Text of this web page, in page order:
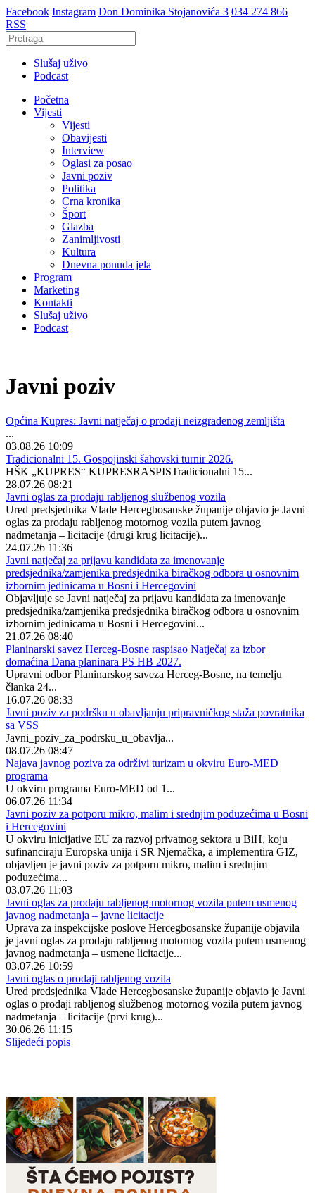
Facebook Instagram Don Dominika Stojanovića 3 034 274 866
RSS
Slušaj uživo
Podcast
Početna
Vijesti
Vijesti
Obavijesti
Interview
Oglasi za posao
Javni poziv
Politika
Crna kronika
Šport
Glazba
Zanimljivosti
Kultura
Dnevna ponuda jela
Program
Marketing
Kontakti
Slušaj uživo
Podcast
Javni poziv
Općina Kupres: Javni natječaj o prodaji neizgrađenog zemljišta
...
03.08.26 10:09
Tradicionalni 15. Gospojinski šahovski turnir 2026.
HŠK „KUPRES“ KUPRESRASPISTradicionalni 15...
28.07.26 08:21
Javni oglas za prodaju rabljenog službenog vozila
Ured predsjednika Vlade Hercegbosanske županije objavio je Javni
oglas za prodaju rabljenog motornog vozila putem javnog
nadmetanja – licitacije (drugi krug licitacije)...
24.07.26 11:36
Javni natječaj za prijavu kandidata za imenovanje
predsjednika/zamjenika predsjednika biračkog odbora u osnovnim
izbornim jedinicama u Bosni i Hercegovini
Objavljuje se Javni natječaj za prijavu kandidata za imenovanje
predsjednika/zamjenika predsjednika biračkog odbora u osnovnim
izbornim jedinicama u Bosni i Hercegovini...
21.07.26 08:40
Planinarski savez Herceg-Bosne raspisao Natječaj za izbor
domaćina Dana planinara PS HB 2027.
Upravni odbor Planinarskog saveza Herceg-Bosne, na temelju
članka 24...
16.07.26 08:33
Javni poziv za podršku u obavljanju pripravničkog staža povratnika
sa VSS
Javni_poziv_za_podrsku_u_obavlja...
08.07.26 08:47
Najava javnog poziva za održivi turizam u okviru Euro-MED
programa
U okviru programa Euro-MED od 1...
06.07.26 11:34
Javni poziv za potporu mikro, malim i srednjim poduzećima u Bosni
i Hercegovini
U okviru inicijative EU za razvoj privatnog sektora u BiH, koju
sufinanciraju Europska unija i SR Njemačka, a implementira GIZ,
objavljen je javni poziv za potporu mikro, malim i srednjim
poduzećima...
03.07.26 11:03
Javni oglas za prodaju rabljenog motornog vozila putem usmenog
javnog nadmetanja – javne licitacije
Uprava za inspekcijske poslove Hercegbosanske županije objavila
je javni oglas za prodaju rabljenog motornog vozila putem usmenog
javnog nadmetanja – usmene licitacije...
03.07.26 10:59
Javni oglas o prodaji rabljenog vozila
Ured predsjednika Vlade Hercegbosanske županije objavio je Javni
oglas o prodaji rabljenog službenog motornog vozila putem javnog
nadmetanja – licitacije (prvi krug)...
30.06.26 11:15
Slijedeći popis